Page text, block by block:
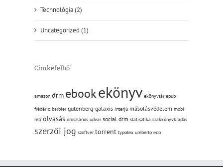
Technológia (2)
Uncategorized (1)
Cimkefelhő
amazon drm ebookekönyv ekönyvtár epub
frédéric barbier gutenberg-galaxis interjú másolásvédelem mobi
mti olvasás oroszlános udvar social drm statisztika szakkönyvkiadás
szerzői jog szoftver torrent typotex umberto eco